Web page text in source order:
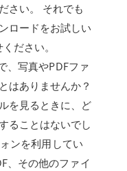
さい。 それでも
ロードをお試しい
ださい。
、写真やPDFファ
はありませんか？
を見るときに、ど
ることはないでし
ンを利用してい
、その他のファイ